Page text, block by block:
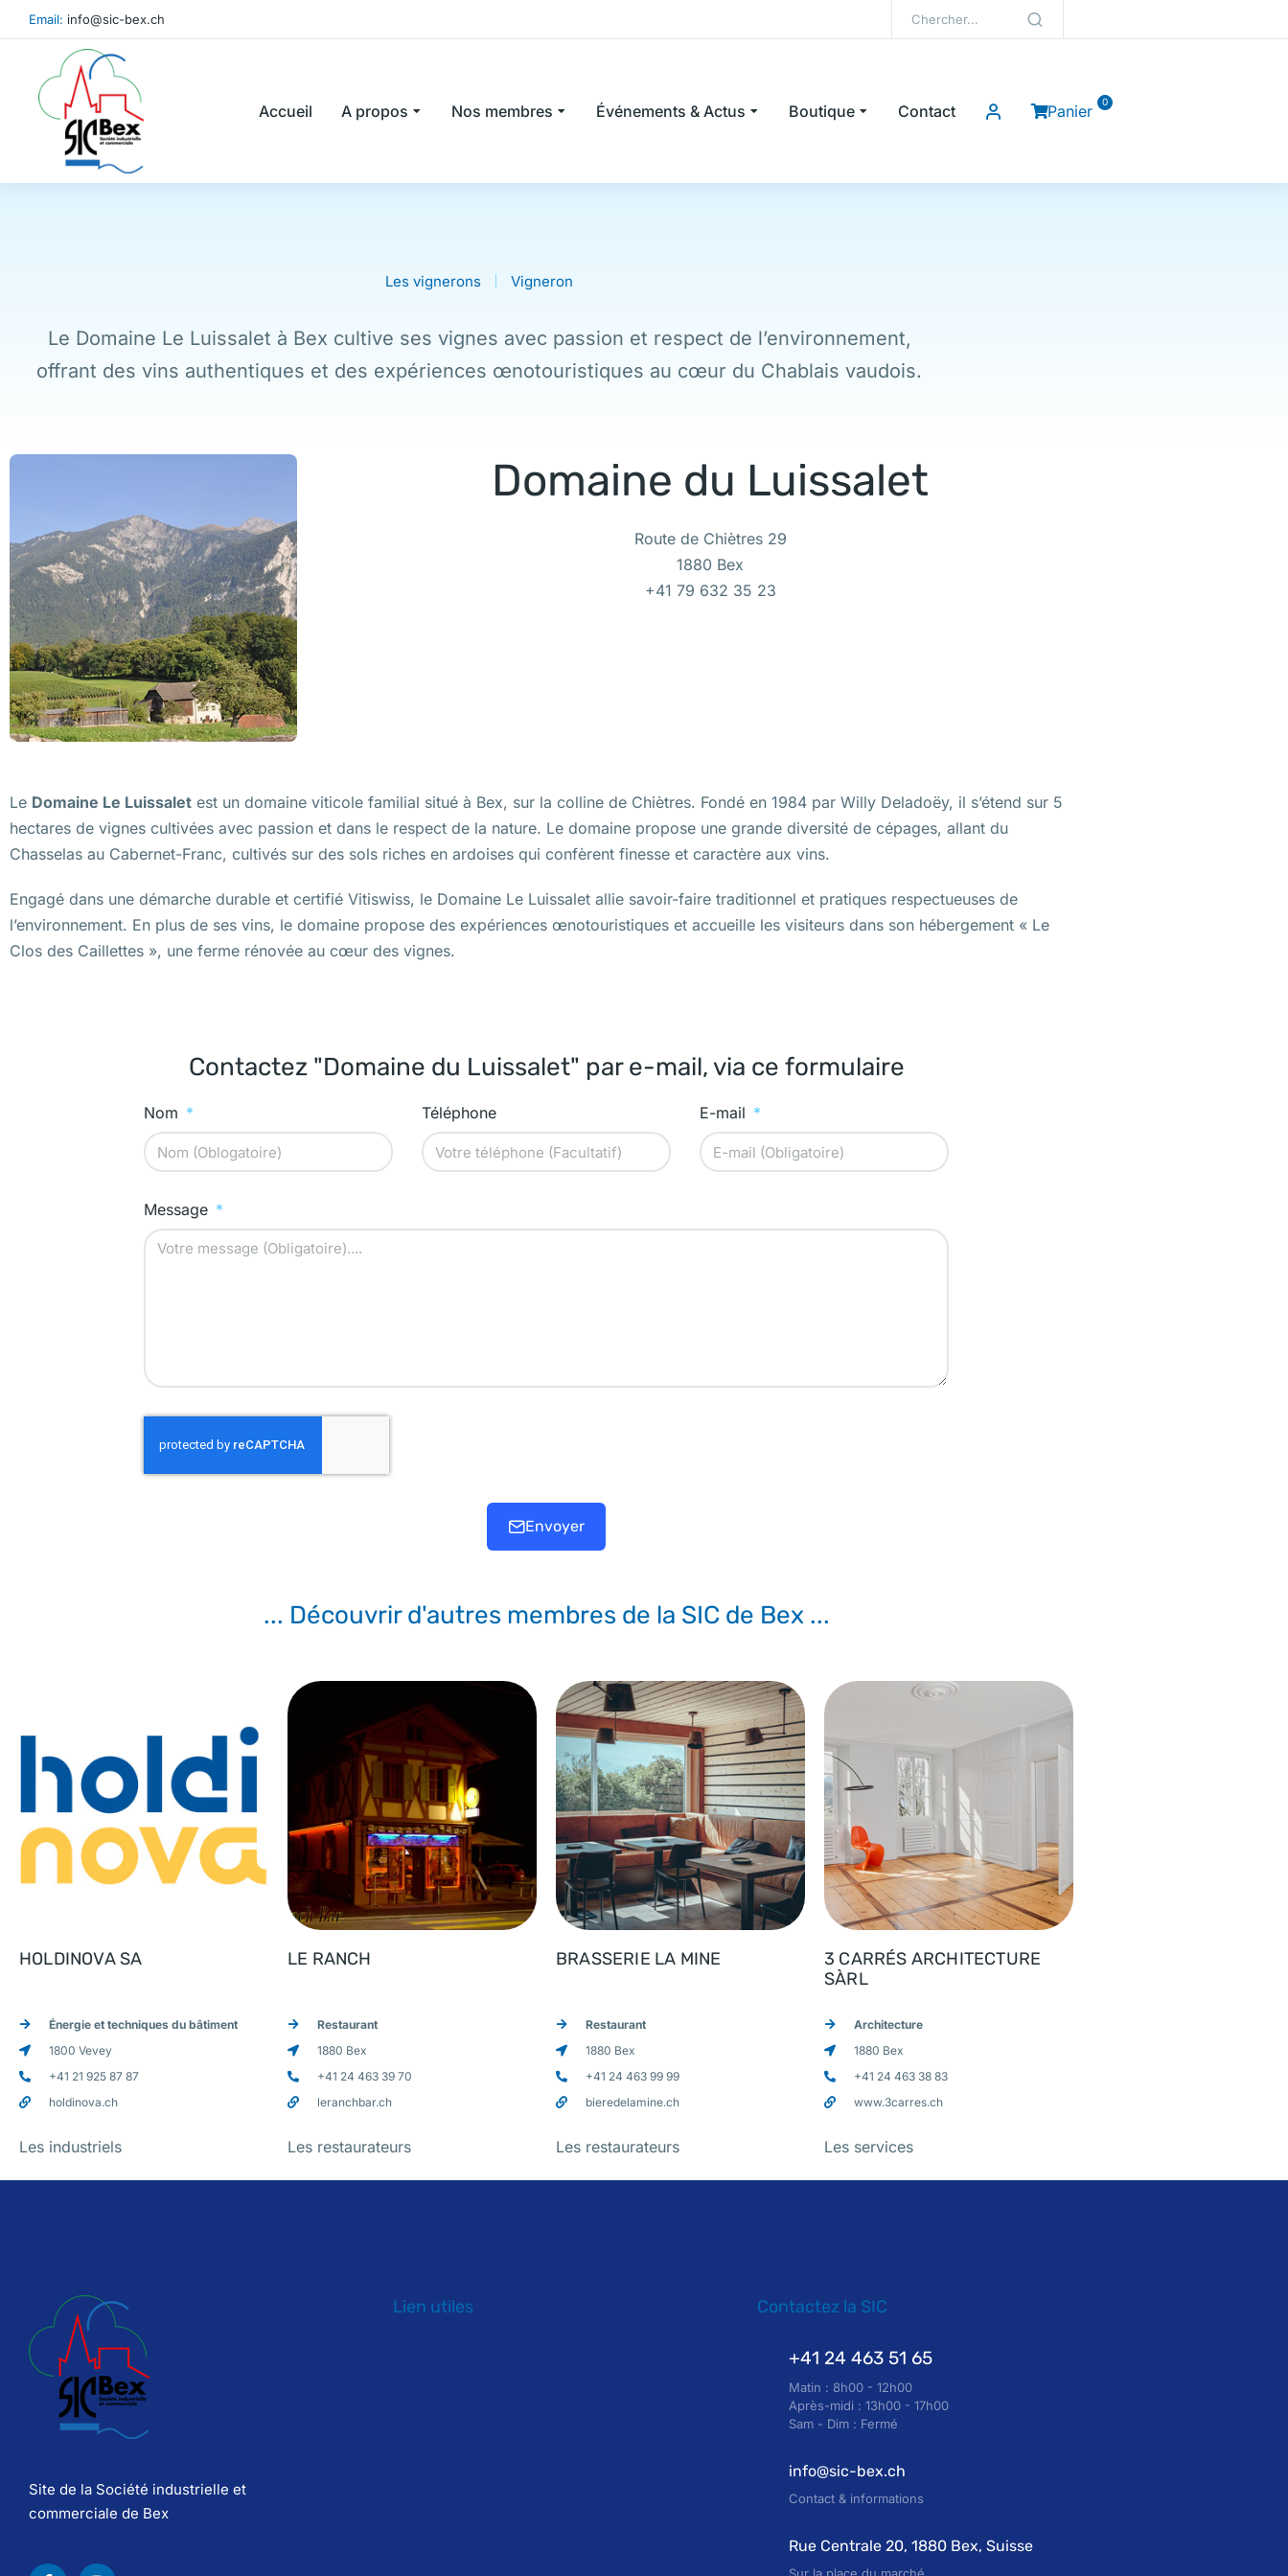
Email: info@sic-bex.ch
Accueil A propos Nos membres Événements & Actus Boutique Contact Panier
Les vignerons Vigneron
Le Domaine Le Luissalet à Bex cultive ses vignes avec passion et respect de l’environnement,
offrant des vins authentiques et des expériences œnotouristiques au cœur du Chablais vaudois.
Domaine du Luissalet
Route de Chiètres 29
1880 Bex
+41 79 632 35 23
Le Domaine Le Luissalet est un domaine viticole familial situé à Bex, sur la colline de Chiètres. Fondé en 1984 par Willy Deladoëy, il s’étend sur 5
hectares de vignes cultivées avec passion et dans le respect de la nature. Le domaine propose une grande diversité de cépages, allant du
Chasselas au Cabernet-Franc, cultivés sur des sols riches en ardoises qui confèrent finesse et caractère aux vins.
Engagé dans une démarche durable et certifié Vitiswiss, le Domaine Le Luissalet allie savoir-faire traditionnel et pratiques respectueuses de
l’environnement. En plus de ses vins, le domaine propose des expériences œnotouristiques et accueille les visiteurs dans son hébergement « Le
Clos des Caillettes », une ferme rénovée au cœur des vignes.
Contactez "Domaine du Luissalet" par e-mail, via ce formulaire
Nom Téléphone E-mail
Message
Envoyer
... Découvrir d'autres membres de la SIC de Bex ...
HOLDINOVA SA
Énergie et techniques du bâtiment
1800 Vevey
+41 21 925 87 87
holdinova.ch
Les industriels
LE RANCH
Restaurant
1880 Bex
+41 24 463 39 70
leranchbar.ch
Les restaurateurs
BRASSERIE LA MINE
Restaurant
1880 Bex
+41 24 463 99 99
bieredelamine.ch
Les restaurateurs
3 CARRÉS ARCHITECTURE
SÀRL
Architecture
1880 Bex
+41 24 463 38 83
www.3carres.ch
Les services
Site de la Société industrielle et
commerciale de Bex
Lien utiles Contactez la SIC
+41 24 463 51 65
Matin : 8h00 - 12h00
Après-midi : 13h00 - 17h00
Sam - Dim : Fermé
info@sic-bex.ch
Contact & informations
Rue Centrale 20, 1880 Bex, Suisse